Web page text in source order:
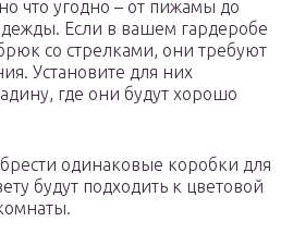
что угодно – от пижамы до
Если в вашем гардеробе
со стрелками, они требуют
Установите для них
где они будут хорошо
одинаковые коробки для
будут подходить к цветовой